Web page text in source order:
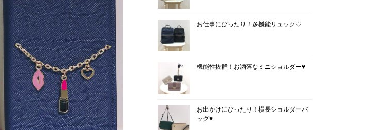
お仕事にぴったり！多機能リュック♡
機能性抜群！お洒落なミニショルダー♥
お出かけにぴったり！横長ショルダーバ
ッグ♥